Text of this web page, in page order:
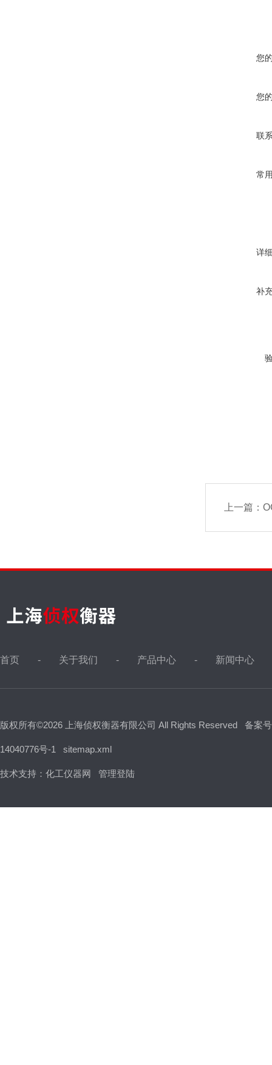
您
您
联
常
详
补
上一篇：
首页 关于我们 产品中心 新闻中心
版权所有©2026 上海侦权衡器有限公司 All Rights Reserved 备案
14040776号-1 sitemap.xml
技术支持： 化工仪器网 管理登陆